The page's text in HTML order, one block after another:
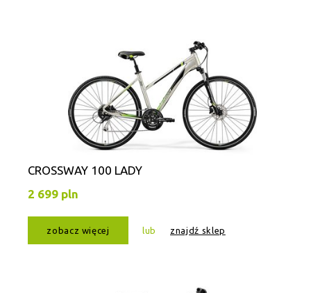
CROSSWAY 100 LADY
2 699 pln
zobacz więcej lub znajdź sklep